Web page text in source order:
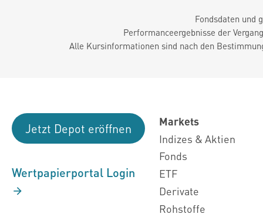
Fondsdaten und
Performanceergebnisse der
Alle Kursinformationen sind nach den
Jetzt Depot eröffnen
Wertpapierportal Login
Markets
Indizes & Aktien
Fonds
ETF
Derivate
Rohstoffe